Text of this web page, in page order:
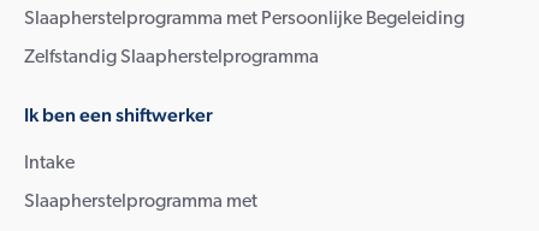
Slaapherstelprogramma met Persoonlijke Begeleiding
Zelfstandig Slaapherstelprogramma
Ik ben een shiftwerker
Intake
Slaapherstelprogramma met